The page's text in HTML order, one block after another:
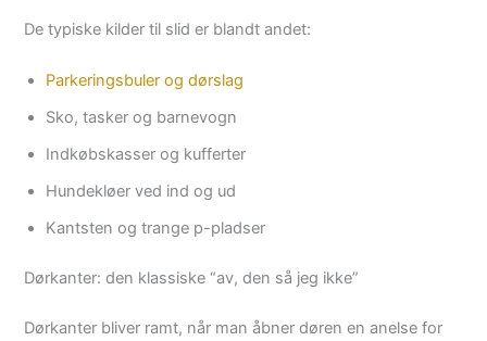
De typiske kilder til slid er blandt andet:
Parkeringsbuler og dørslag
Sko, tasker og barnevogn
Indkøbskasser og kufferter
Hundekløer ved ind og ud
Kantsten og trange p-pladser
Dørkanter: den klassiske “av, den så jeg ikke”
Dørkanter bliver ramt, når man åbner døren en anelse for